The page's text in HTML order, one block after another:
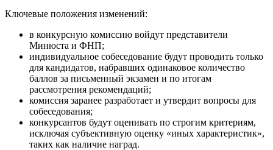
Ключевые положения изменений:
в конкурсную комиссию войдут представители
Минюста и ФНП;
индивидуальное собеседование будут проводить только
для кандидатов, набравших одинаковое количество
баллов за письменный экзамен и по итогам
рассмотрения рекомендаций;
комиссия заранее разработает и утвердит вопросы для
собеседования;
конкурсантов будут оценивать по строгим критериям,
исключая субъективную оценку «иных характеристик»,
таких как наличие наград.